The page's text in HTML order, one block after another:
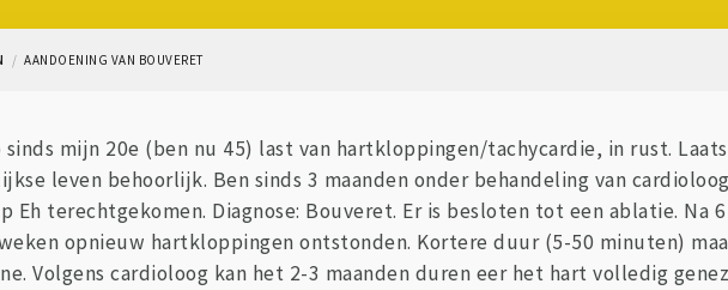
AANDOENING VAN BOUVERET
mijn 20e (ben nu 45) last van hartkloppingen/tachycardie, in rust.
leven behoorlijk. Ben sinds 3 maanden onder behandeling van
Eh terechtgekomen. Diagnose: Bouveret. Er is besloten tot een ablatie.
opnieuw hartkloppingen ontstonden. Kortere duur (5-50 minuten)
Volgens cardioloog kan het 2-3 maanden duren eer het hart volledig